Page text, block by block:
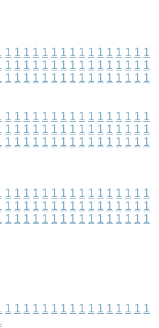
1 1 1 1 1 1 1 1 1 1 1 1 1 1 1 1
1 1 1 1 1 1 1 1 1 1 1 1 1 1 1 1
1 1 1 1 1 1 1 1 1 1 1 1 1 1 1 1
1 1 1 1 1 1 1 1 1 1 1 1 1 1 1 1
1 1 1 1 1 1 1 1 1 1 1 1 1 1 1 1
1 1 1 1 1 1 1 1 1 1 1 1 1 1 1 1
1 1 1 1 1 1 1 1 1 1 1 1 1 1 1 1
1 1 1 1 1 1 1 1 1 1 1 1 1 1 1 1
1 1 1 1 1 1 1 1 1 1 1 1 1 1 1 1
1 1 1 1 1 1 1 1 1 1 1 1 1 1 1 1